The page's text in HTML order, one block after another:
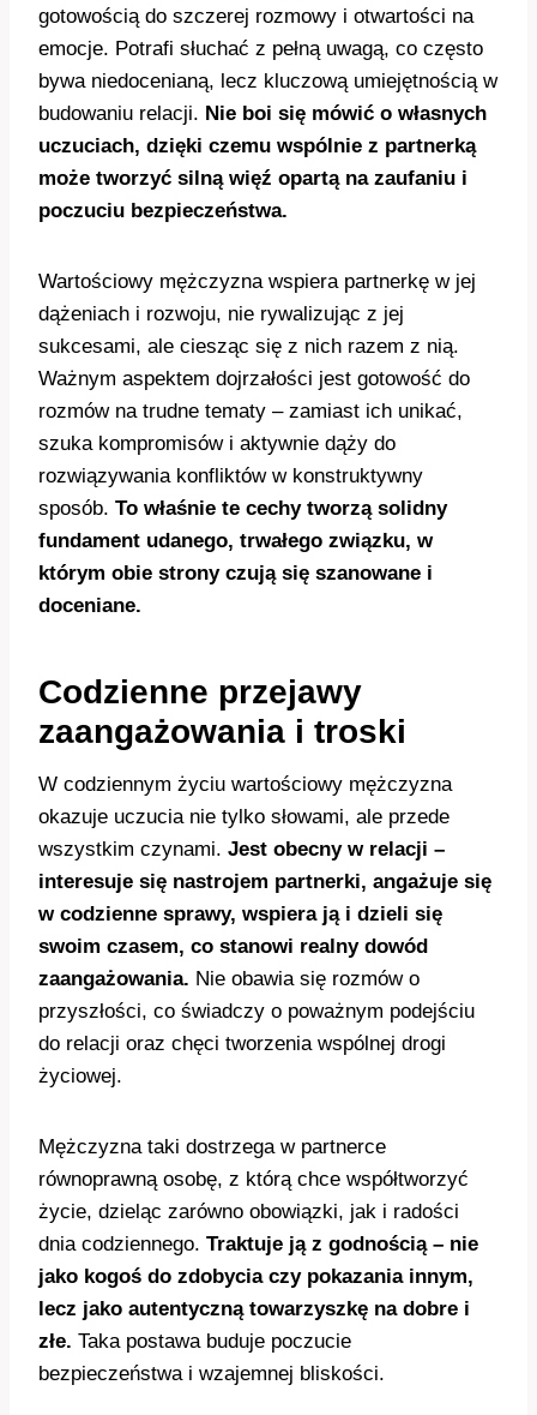
gotowością do szczerej rozmowy i otwartości na
emocje. Potrafi słuchać z pełną uwagą, co często
bywa niedocenianą, lecz kluczową umiejętnością w
budowaniu relacji. Nie boi się mówić o własnych
uczuciach, dzięki czemu wspólnie z partnerką
może tworzyć silną więź opartą na zaufaniu i
poczuciu bezpieczeństwa.
Wartościowy mężczyzna wspiera partnerkę w jej
dążeniach i rozwoju, nie rywalizując z jej
sukcesami, ale ciesząc się z nich razem z nią.
Ważnym aspektem dojrzałości jest gotowość do
rozmów na trudne tematy – zamiast ich unikać,
szuka kompromisów i aktywnie dąży do
rozwiązywania konfliktów w konstruktywny
sposób. To właśnie te cechy tworzą solidny
fundament udanego, trwałego związku, w
którym obie strony czują się szanowane i
doceniane.
Codzienne przejawy
zaangażowania i troski
W codziennym życiu wartościowy mężczyzna
okazuje uczucia nie tylko słowami, ale przede
wszystkim czynami. Jest obecny w relacji –
interesuje się nastrojem partnerki, angażuje się
w codzienne sprawy, wspiera ją i dzieli się
swoim czasem, co stanowi realny dowód
zaangażowania. Nie obawia się rozmów o
przyszłości, co świadczy o poważnym podejściu
do relacji oraz chęci tworzenia wspólnej drogi
życiowej.
Mężczyzna taki dostrzega w partnerce
równoprawną osobę, z którą chce współtworzyć
życie, dzieląc zarówno obowiązki, jak i radości
dnia codziennego. Traktuje ją z godnością – nie
jako kogoś do zdobycia czy pokazania innym,
lecz jako autentyczną towarzyszkę na dobre i
złe. Taka postawa buduje poczucie
bezpieczeństwa i wzajemnej bliskości.